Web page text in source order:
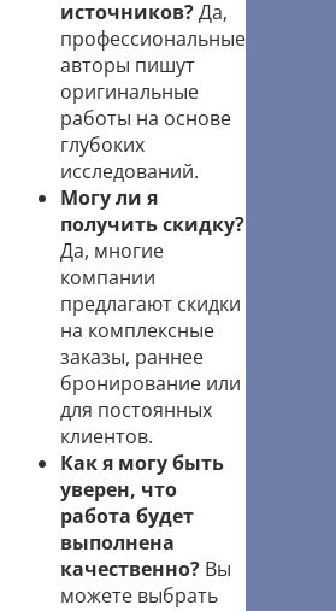
источников?Да,
профессиональные
авторы пишут
оригинальные
работы на основе
глубоких
исследований.
Могу ли я
получить скидку?
Да, многие
компании
предлагают скидки
на комплексные
заказы, раннее
бронирование или
для постоянных
клиентов.
Как я могу быть
уверен, что
работа будет
выполнена
качественно? Вы
можете выбрать